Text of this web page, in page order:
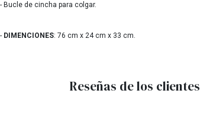
- Bucle de cincha para colgar.
- DIMENCIONES: 76 cm x 24 cm x 33 cm.
Reseñas de los clientes